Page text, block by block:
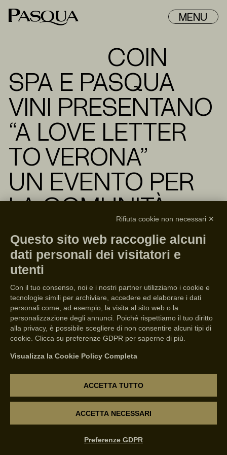
MENU
COIN
SPA E PASQUA
VINI PRESENTANO
“A LOVE LETTER
TO VERONA”
UN EVENTO PER
LA COMUNITÀ
VERONESE
Verona 02/04/2024 4min
In occasione del 56° Vinitaly, Coin
a partecipare attivamente alla
creazione di un’installazione dedicata
alla città di Verona realizzata
Rifiuta cookie non necessari ✕
Questo sito web raccoglie alcuni
dati personali dei visitatori e
utenti
Con il tuo consenso, noi e i nostri partner utilizziamo i cookie e
tecnologie simili per archiviare, accedere ed elaborare i dati
personali come, ad esempio, la visita al sito web o la
personalizzazione degli annunci. Poiché rispettiamo il tuo diritto
alla privacy, è possibile scegliere di non consentire alcuni tipi di
cookie. Clicca su preferenze GDPR per saperne di più.
Visualizza la Cookie Policy Completa
ACCETTA TUTTO
ACCETTA NECESSARI
Preferenze GDPR